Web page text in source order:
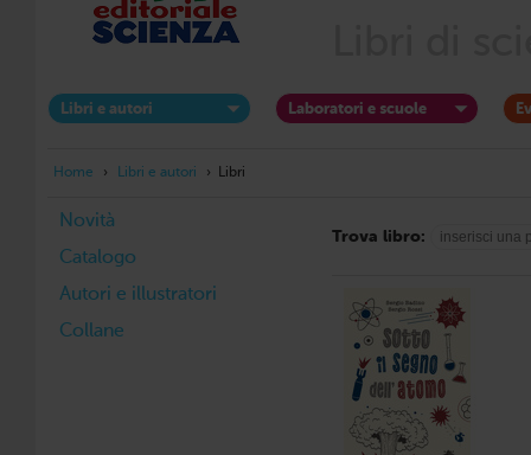
Libri e autori Laboratori e scuole
Home › Libri e autori › Libri
Novità
Catalogo
Autori e illustratori
Collane
Trova libro: